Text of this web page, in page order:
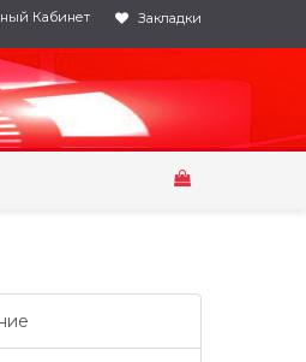
Закладки
Кабинет